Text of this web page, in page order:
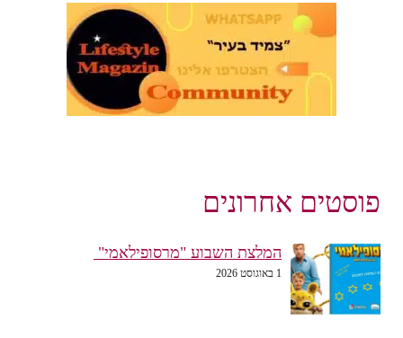
פוסטים אחרונים
המלצת השבוע "מרסופילאמי"
1 באוגוסט 2026